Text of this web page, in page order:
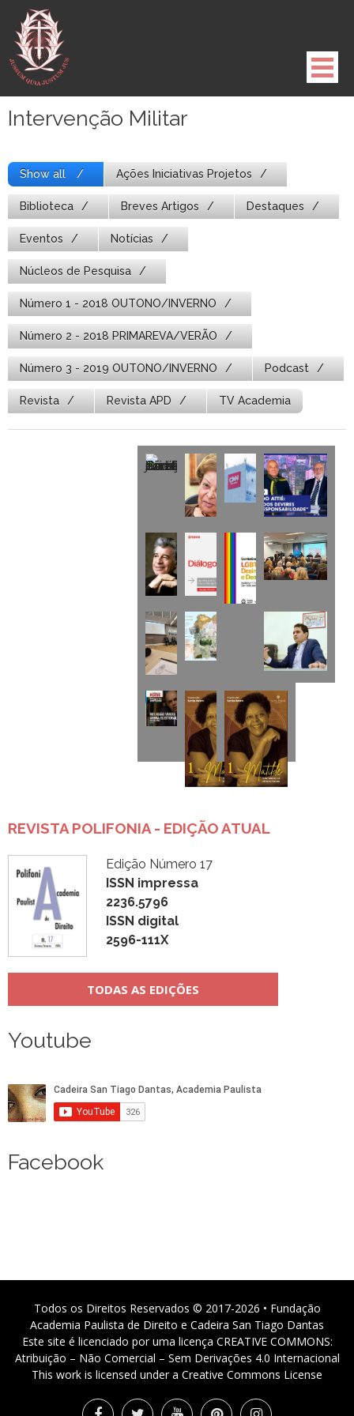
para
conteúdo
Intervenção Militar
Show all Ações Iniciativas Projetos
Biblioteca Breves Artigos Destaques
Eventos Notícias
Núcleos de Pesquisa
Número 1 - 2018 OUTONO/INVERNO
Número 2 - 2018 PRIMAREVA/VERÃO
Número 3 - 2019 OUTONO/INVERNO Podcast
Revista Revista APD TV Academia
REVISTA POLIFONIA - EDIÇÃO ATUAL
Edição Número 17
ISSN impressa
2236.5796
ISSN digital
2596-111X
TODAS AS EDIÇÕES
Youtube
Facebook
Todos os Direitos Reservados © 2017-2026 • Fundação
Academia Paulista de Direito e Cadeira San Tiago Dantas
Este site é licenciado por uma licença CREATIVE COMMONS:
Atribuição – Não Comercial – Sem Derivações 4.0 Internacional
This work is licensed under a Creative Commons License